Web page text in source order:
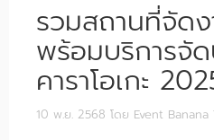
รวมสถานที่จัด
พร้อมบริการจั
คาราโอเกะ
10 พ.ย. 2568 โดย Event Banana